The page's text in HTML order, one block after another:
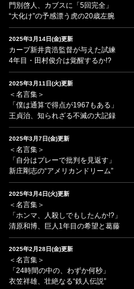
門別啓人、カブスに「5回完全」
“大化け”の予感漂う虎の20歳左腕
2025年3月14日(金)更新
カープ新井貴浩監督が与えた試練
4年目・田村俊介は覚醒するか!?
2025年3月11日(火)更新
＜名言集＞
「僕は通算で得点が1967もある」
王貞治、知られざる不滅の大記録
2025年3月7日(金)更新
＜名言集＞
「自分はプレーで批判を見返す」
新庄剛志の“アメリカンドリーム”
2025年3月4日(火)更新
＜名言集＞
「ホンマ、人殺しでもしたんか!?」
清原和博、巨人1年目の希望と葛藤
2025年2月28日(金)更新
＜名言集＞
「24時間の中の、わずか何秒」
衣笠祥雄、壮絶なる“鉄人伝説”